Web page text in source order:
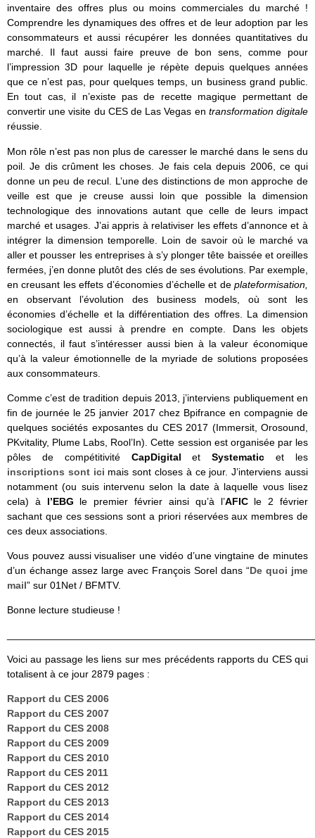
inventaire des offres plus ou moins commerciales du marché !
Comprendre les dynamiques des offres et de leur adoption par les
consommateurs et aussi récupérer les données quantitatives du
marché. Il faut aussi faire preuve de bon sens, comme pour
l’impression 3D pour laquelle je répète depuis quelques années
que ce n’est pas, pour quelques temps, un business grand public.
En tout cas, il n’existe pas de recette magique permettant de
convertir une visite du CES de Las Vegas en transformation digitale
réussie.
Mon rôle n’est pas non plus de caresser le marché dans le sens du
poil. Je dis crûment les choses. Je fais cela depuis 2006, ce qui
donne un peu de recul. L’une des distinctions de mon approche de
veille est que je creuse aussi loin que possible la dimension
technologique des innovations autant que celle de leurs impact
marché et usages. J’ai appris à relativiser les effets d’annonce et à
intégrer la dimension temporelle. Loin de savoir où le marché va
aller et pousser les entreprises à s’y plonger tête baissée et oreilles
fermées, j’en donne plutôt des clés de ses évolutions. Par exemple,
en creusant les effets d’économies d’échelle et de plateformisation,
en observant l’évolution des business models, où sont les
économies d’échelle et la différentiation des offres. La dimension
sociologique est aussi à prendre en compte. Dans les objets
connectés, il faut s’intéresser aussi bien à la valeur économique
qu’à la valeur émotionnelle de la myriade de solutions proposées
aux consommateurs.
Comme c’est de tradition depuis 2013, j’interviens publiquement en
fin de journée le 25 janvier 2017 chez Bpifrance en compagnie de
quelques sociétés exposantes du CES 2017 (Immersit, Orosound,
PKvitality, Plume Labs, Rool’In). Cette session est organisée par les
pôles de compétitivité CapDigital etSystematic et les
inscriptions sont ici mais sont closes à ce jour. J’interviens aussi
notamment (ou suis intervenu selon la date à laquelle vous lisez
cela) à l’EBG le premier février ainsi qu’à l’AFICle 2 février
sachant que ces sessions sont a priori réservées aux membres de
ces deux associations.
Vous pouvez aussi visualiser une vidéo d’une vingtaine de minutes
d’un échange assez large avec François Sorel dans “De quoi jme
mail” sur 01Net / BFMTV.
Bonne lecture studieuse !
Voici au passage les liens sur mes précédents rapports du CES qui
totalisent à ce jour 2879 pages :
Rapport du CES 2006
Rapport du CES 2007
Rapport du CES 2008
Rapport du CES 2009
Rapport du CES 2010
Rapport du CES 2011
Rapport du CES 2012
Rapport du CES 2013
Rapport du CES 2014
Rapport du CES 2015